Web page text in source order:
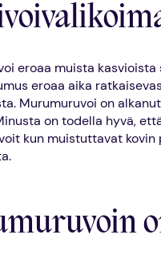
eroaa muista
eroaa aika
Murumuruvoi on
on todella hyvä,
kun muistuttavat kovin